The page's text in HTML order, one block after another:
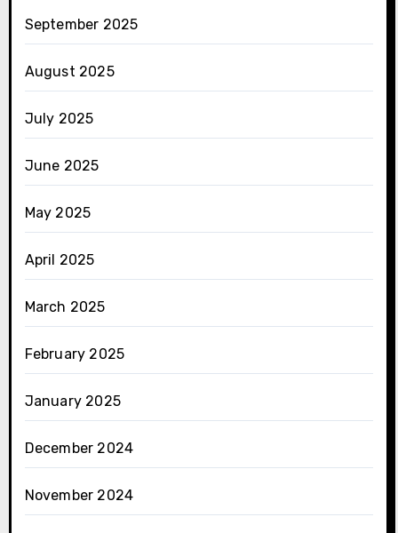
September 2025
August 2025
July 2025
June 2025
May 2025
April 2025
March 2025
February 2025
January 2025
December 2024
November 2024